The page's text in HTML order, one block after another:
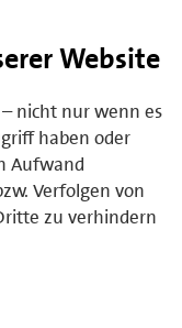
Website
nicht nur wenn es
haben oder
Aufwand
Verfolgen von
zu verhindern